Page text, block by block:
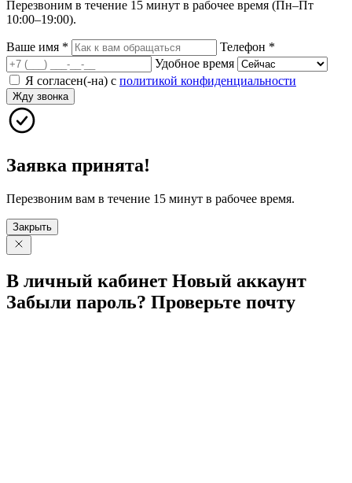
Перезвоним в течение 15 минут в рабочее время (Пн–Пт
10:00–19:00).
Ваше имя * Телефон *
Удобное время
Я согласен(-на) с политикой конфиденциальности
Жду звонка
Заявка принята!
Перезвоним вам в течение 15 минут в рабочее время.
Закрыть
В личный кабинет Новый аккаунт
Забыли пароль? Проверьте почту